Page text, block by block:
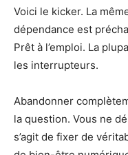
Voici le kicker. La
dépendance est
Prêt à l’emploi. La
les interrupteurs.
Abandonner
la question. Vous ne
s’agit de fixer de